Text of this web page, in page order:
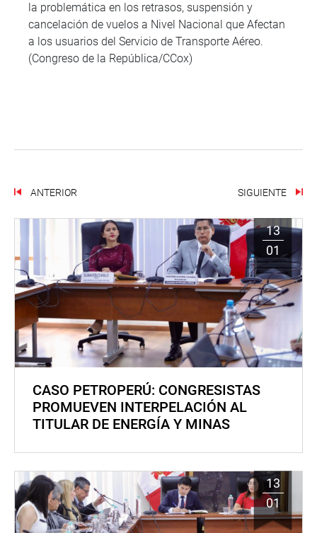
la problemática en los retrasos, suspensión y
cancelación de vuelos a Nivel Nacional que Afectan
a los usuarios del Servicio de Transporte Aéreo.
(Congreso de la República/CCox)
ANTERIOR SIGUIENTE
13
01
CASO PETROPERÚ: CONGRESISTAS
PROMUEVEN INTERPELACIÓN AL
TITULAR DE ENERGÍA Y MINAS
13
01